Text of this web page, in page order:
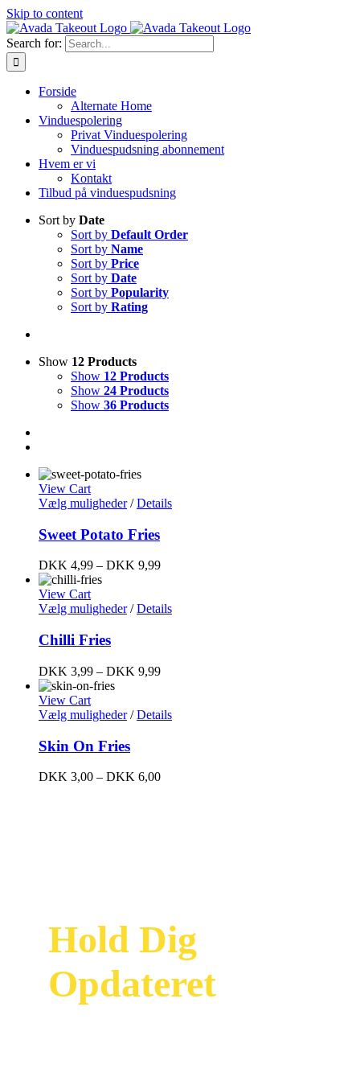
Skip to content
Search for:
Forside
Alternate Home
Vinduespolering
Privat Vinduespolering
Vinduespudsning abonnement
Hvem er vi
Kontakt
Tilbud på vinduespudsning
Sort by Date
Sort by Default Order
Sort by Name
Sort by Price
Sort by Date
Sort by Popularity
Sort by Rating
Show 12 Products
Show 12 Products
Show 24 Products
Show 36 Products
View Cart
Vælg muligheder/ Details
Sweet Potato Fries
DKK 4,99 – DKK 9,99
View Cart
Vælg muligheder/ Details
Chilli Fries
DKK 3,99 – DKK 9,99
View Cart
Vælg muligheder/ Details
Skin On Fries
DKK 3,00 – DKK 6,00
Hold Dig
Opdateret